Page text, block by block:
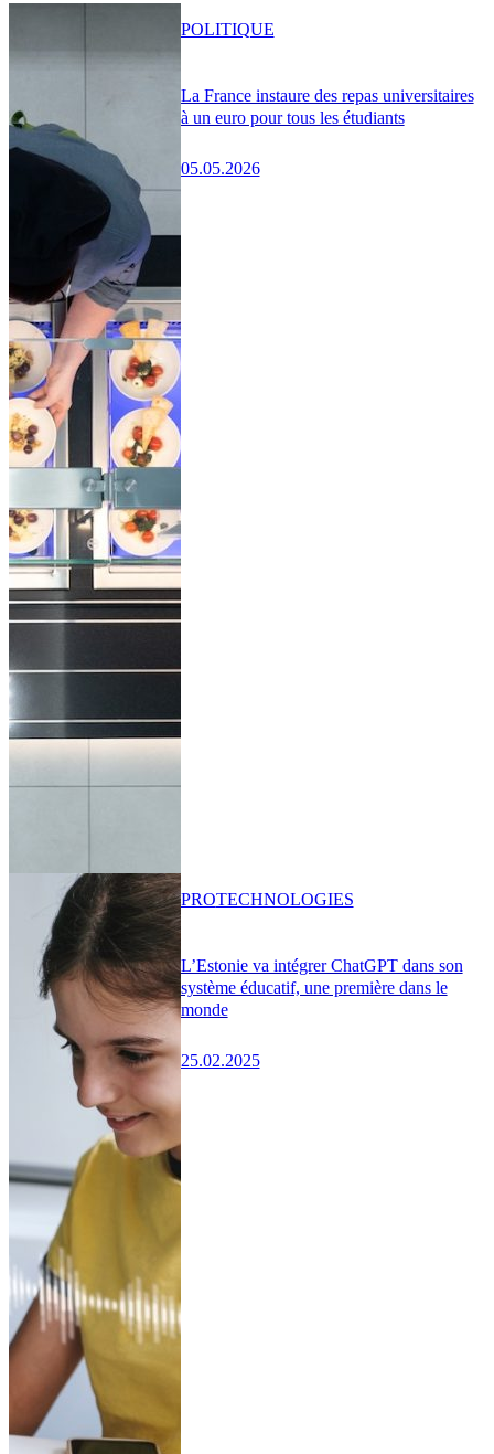
La France instaure des repas universitaires
à un euro pour tous les étudiants
05.05.2026
POLITIQUE
L’Estonie va intégrer ChatGPT dans son
système éducatif, une première dans le
monde
25.02.2025
PROTECHNOLOGIES